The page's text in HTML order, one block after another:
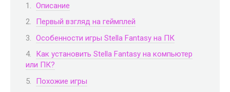
Описание
Первый взгляд на геймплей
Особенности игры Stella Fantasy на ПК
Как установить Stella Fantasy на компьютер
или ПК?
Похожие игры